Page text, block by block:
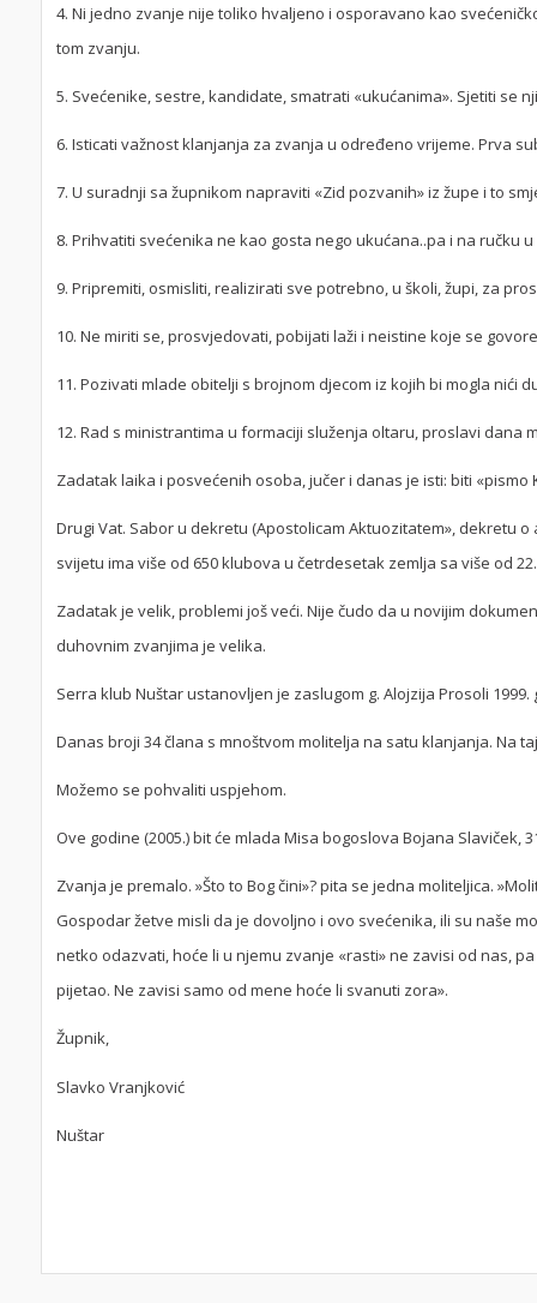
4. Ni jedno zvanje nije toliko hvaljeno i osporavano kao
tom zvanju.
5. Svećenike, sestre, kandidate, smatrati «ukućanima». Sjetiti
6. Isticati važnost klanjanja za zvanja u određeno vrijeme. Prva
7. U suradnji sa župnikom napraviti «Zid pozvanih» iz župe i to
8. Prihvatiti svećenika ne kao gosta nego ukućana..pa i na ručku
9. Pripremiti, osmisliti, realizirati sve potrebno, u školi, župi, za
10. Ne miriti se, prosvjedovati, pobijati laži i neistine koje se
11. Pozivati mlade obitelji s brojnom djecom iz kojih bi mogla nići
12. Rad s ministrantima u formaciji služenja oltaru, proslavi
Zadatak laika i posvećenih osoba, jučer i danas je isti: biti «pismo
Drugi Vat. Sabor u dekretu (Apostolicam Aktuozitatem», dekretu
svijetu ima više od 650 klubova u četrdesetak zemlja sa više od
Zadatak je velik, problemi još veći. Nije čudo da u novijim
duhovnim zvanjima je velika.
Serra klub Nuštar ustanovljen je zaslugom g. Alojzija Prosoli 1999.
Danas broji 34 člana s mnoštvom molitelja na satu klanjanja. Na
Možemo se pohvaliti uspjehom.
Ove godine (2005.) bit će mlada Misa bogoslova Bojana
Zvanja je premalo. »Što to Bog čini»? pita se jedna moliteljica.
Gospodar žetve misli da je dovoljno i ovo svećenika, ili su naše
netko odazvati, hoće li u njemu zvanje «rasti» ne zavisi od nas,
pijetao. Ne zavisi samo od mene hoće li svanuti zora».
Župnik,
Slavko Vranjković
Nuštar